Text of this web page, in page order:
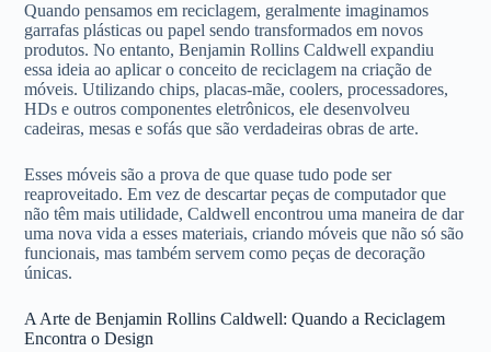
Quando pensamos em reciclagem, geralmente imaginamos
garrafas plásticas ou papel sendo transformados em novos
produtos. No entanto, Benjamin Rollins Caldwell expandiu
essa ideia ao aplicar o conceito de reciclagem na criação de
móveis. Utilizando chips, placas-mãe, coolers, processadores,
HDs e outros componentes eletrônicos, ele desenvolveu
cadeiras, mesas e sofás que são verdadeiras obras de arte.
Esses móveis são a prova de que quase tudo pode ser
reaproveitado. Em vez de descartar peças de computador que
não têm mais utilidade, Caldwell encontrou uma maneira de dar
uma nova vida a esses materiais, criando móveis que não só são
funcionais, mas também servem como peças de decoração
únicas.
A Arte de Benjamin Rollins Caldwell: Quando a Reciclagem
Encontra o Design